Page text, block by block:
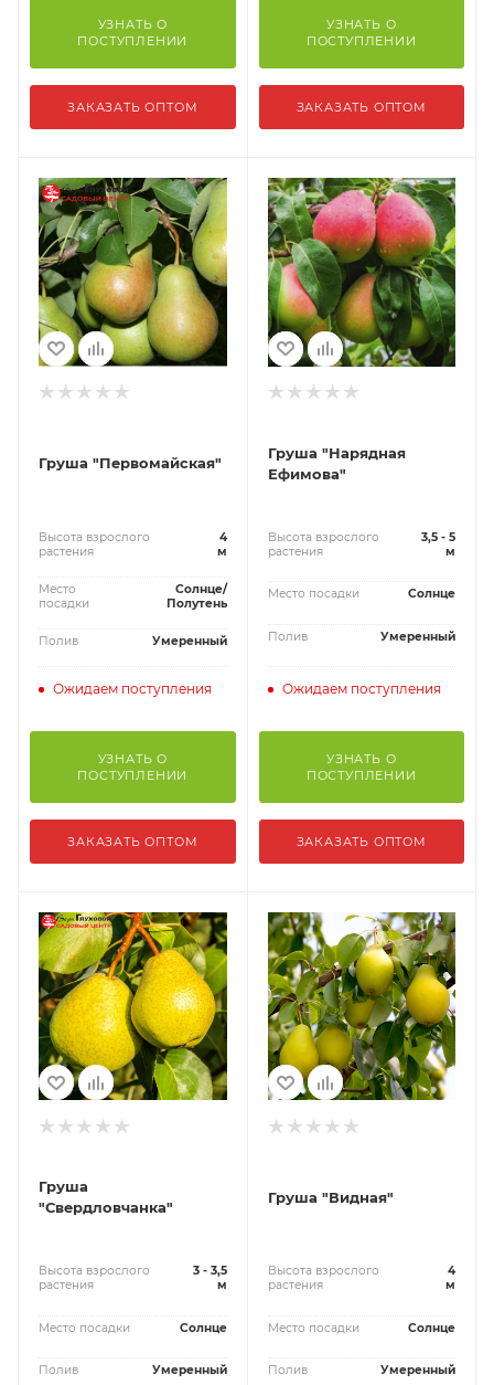
УЗНАТЬ О
ПОСТУПЛЕНИИ
ЗАКАЗАТЬ ОПТОМ
УЗНАТЬ О
ПОСТУПЛЕНИИ
ЗАКАЗАТЬ ОПТОМ
Груша "Первомайская"
Высота взрослого
растения
4
м
Место
посадки
Солнце/
Полутень
Полив Умеренный
Ожидаем поступления
УЗНАТЬ О
ПОСТУПЛЕНИИ
ЗАКАЗАТЬ ОПТОМ
Груша "Нарядная
Ефимова"
Высота взрослого
растения
3,5 - 5
м
Место посадки Солнце
Полив Умеренный
Ожидаем поступления
УЗНАТЬ О
ПОСТУПЛЕНИИ
ЗАКАЗАТЬ ОПТОМ
Груша
"Свердловчанка"
Высота взрослого
растения
3 - 3,5
м
Место посадки Солнце
Полив Умеренный
Груша "Видная"
Высота взрослого
растения
4
м
Место посадки Солнце
Полив Умеренный